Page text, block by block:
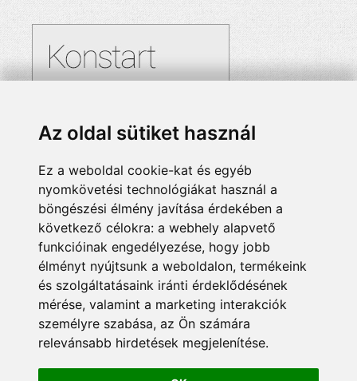
Az oldal sütiket használ
Ez a weboldal cookie-kat és egyéb
nyomkövetési technológiákat használ a
böngészési élmény javítása érdekében a
következő célokra: a webhely alapvető
funkcióinak engedélyezése, hogy jobb
élményt nyújtsunk a weboldalon, termékeink
és szolgáltatásaink iránti érdeklődésének
mérése, valamint a marketing interakciók
személyre szabása, az Ön számára
relevánsabb hirdetések megjelenítése.